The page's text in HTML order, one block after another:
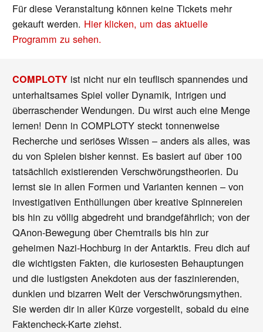
Für diese Veranstaltung können keine Tickets mehr
gekauft werden. Hier klicken, um das aktuelle
Programm zu sehen.
COMPLOTY ist nicht nur ein teuflisch spannendes und
unterhaltsames Spiel voller Dynamik, Intrigen und
überraschender Wendungen. Du wirst auch eine Menge
lernen! Denn in COMPLOTY steckt tonnenweise
Recherche und seriöses Wissen – anders als alles, was
du von Spielen bisher kennst. Es basiert auf über 100
tatsächlich existierenden Verschwörungstheorien. Du
lernst sie in allen Formen und Varianten kennen – von
investigativen Enthüllungen über kreative Spinnereien
bis hin zu völlig abgedreht und brandgefährlich; von der
QAnon-Bewegung über Chemtrails bis hin zur
geheimen Nazi-Hochburg in der Antarktis. Freu dich auf
die wichtigsten Fakten, die kuriosesten Behauptungen
und die lustigsten Anekdoten aus der faszinierenden,
dunklen und bizarren Welt der Verschwörungsmythen.
Sie werden dir in aller Kürze vorgestellt, sobald du eine
Faktencheck-Karte ziehst.